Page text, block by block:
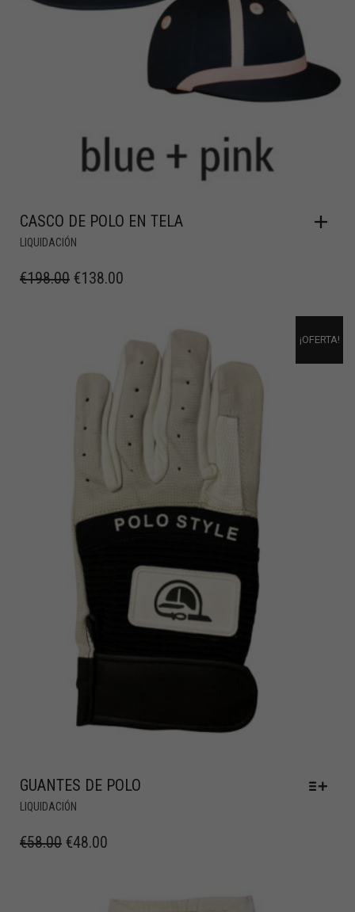
CASCO DE POLO EN TELA
LIQUIDACIÓN
€198.00 €138.00
¡OFERTA!
GUANTES DE POLO
LIQUIDACIÓN
€58.00 €48.00